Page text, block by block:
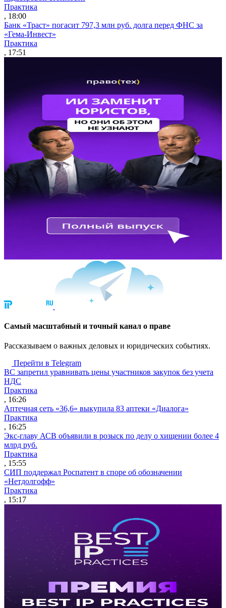
Практика
, 18:00
Банк «Траст» погасит 797,3 млн руб. долга перед ФНС за
«Гема-Инвест»
Практика
, 17:51
Cамый масштабный и точный канал о праве
Рассказываем о важных деловых и юридических событиях.
Перейти в Telegram
ВС запретил уравнивать цены участников закупок без учета
НДС
Практика
, 16:26
Аптечная сеть «36,6» выкупила 83 аптеки «Диалога»
Практика
, 16:25
Экс-главу АСВ объявили в розыск по делу о хищении более 4
млрд руб.
Практика
, 15:55
СИП поддержал Роспатент в споре об обозначении
«Нетдолгофф»
Практика
, 15:17